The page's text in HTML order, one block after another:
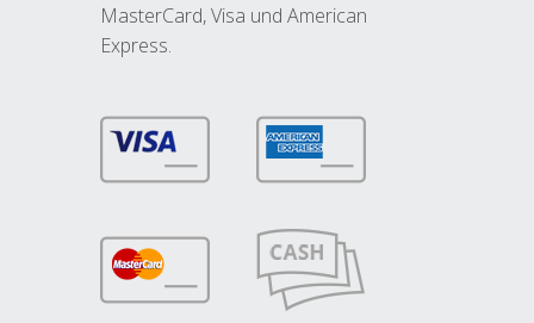
MasterCard, Visa und American
Express.